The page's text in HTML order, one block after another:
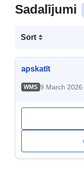
Sadalījumi
Sort
apskatīt
WMS 9 March 2026